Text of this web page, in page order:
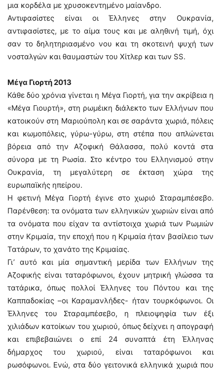
μια κορδέλα με χρυσοκεντημένο μαίανδρο.
Αντιφασίστες είναι οι Έλληνες στην Ουκρανία,
αντιφασίστες, με το αίμα τους και με αληθινή τιμή, όχι
σαν το δηλητηριασμένο νου και τη σκοτεινή ψυχή των
νοσταλγών και θαυμαστών του Χίτλερ και των SS.
Μέγα Γιορτή 2013
Κάθε δύο χρόνια γίνεται η Μέγα Γιορτή, για την ακρίβεια η
«Μέγα Γιουρτή», στη ρωμέικη διάλεκτο των Ελλήνων που
κατοικούν στη Μαριούπολη και σε σαράντα χωριά, πόλεις
και κωμοπόλεις, γύρω-γύρω, στη στέπα που απλώνεται
βόρεια από την Αζοφική Θάλασσα, πολύ κοντά στα
σύνορα με τη Ρωσία. Στο κέντρο του Ελληνισμού στην
Ουκρανία, τη μεγαλύτερη σε έκταση χώρα της
ευρωπαϊκής ηπείρου.
Η φετινή Μέγα Γιορτή έγινε στο χωριό Σταραμπέσεβο.
Παρένθεση: τα ονόματα των ελληνικών χωριών είναι από
τα ονόματα που είχαν τα αντίστοιχα χωριά των Ρωμιών
στην Κριμαία, την εποχή που η Κριμαία ήταν βασίλειο των
Τατάρων, το χανάτο της Κριμαίας.
Γι’ αυτό και μία σημαντική μερίδα των Ελλήνων της
Αζοφικής είναι ταταρόφωνοι, έχουν μητρική γλώσσα τα
τατάρικα, όπως πολλοί Έλληνες του Πόντου και της
Καππαδοκίας –οι Καραμανλήδες- ήταν τουρκόφωνοι. Οι
Έλληνες του Σταραμπέσεβο, η πλειοψηφία των έξι
χιλιάδων κατοίκων του χωριού, όπως δείχνει η απογραφή
και επιβεβαιώνει ο επί 24 συναπτά έτη Έλληνας
δήμαρχος του χωριού, είναι ταταρόφωνοι και
ρωσόφωνοι. Ενώ, στα δύο γειτονικά ελληνικά χωριά που